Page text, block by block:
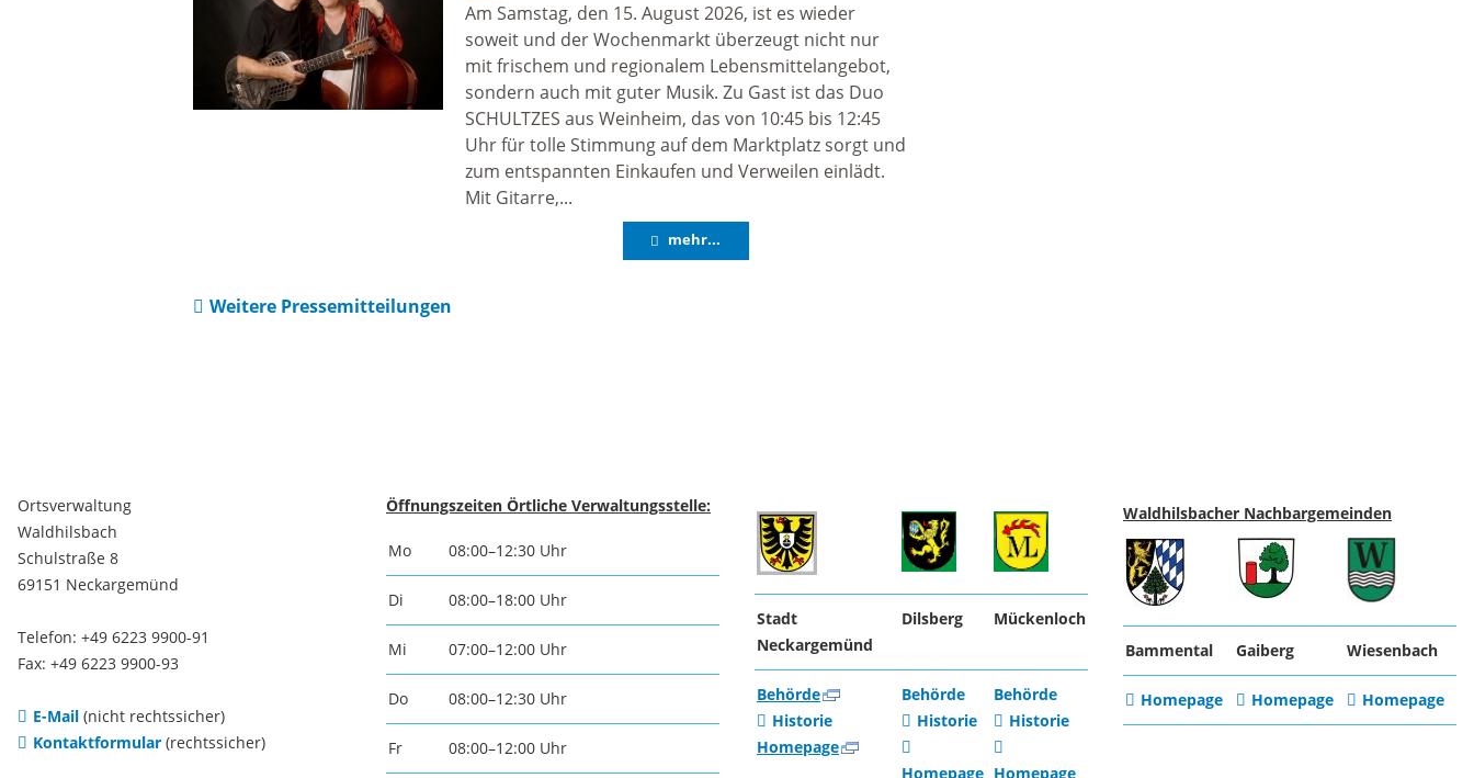
Am Samstag, den 15. August 2026, ist es wieder
soweit und der Wochenmarkt überzeugt nicht nur
mit frischem und regionalem Lebensmittelangebot,
sondern auch mit guter Musik. Zu Gast ist das Duo
SCHULTZES aus Weinheim, das von 10:45 bis 12:45
Uhr für tolle Stimmung auf dem Marktplatz sorgt und
zum entspannten Einkaufen und Verweilen einlädt.
Mit Gitarre,...
mehr...
Weitere Pressemitteilungen
Ortsverwaltung
Waldhilsbach
Schulstraße 8
69151 Neckargemünd
Telefon: +49 6223 9900-91
Fax: +49 6223 9900-93
E-Mail(nicht rechtssicher)
Kontaktformular(rechtssicher)
Öffnungszeiten Örtliche Verwaltungsstelle:
Mo 08:00–12:30 Uhr
Di 08:00–18:00 Uhr
Mi 07:00–12:00 Uhr
Do 08:00–12:30 Uhr
Fr 08:00–12:00 Uhr
Stadt
Neckargemünd
Dilsberg Mückenloch
Behörde
Historie
Homepage
Behörde
Historie
Homepage
Behörde
Historie
Homepage
Waldhilsbacher Nachbargemeinden
Bammental Gaiberg Wiesenbach
Homepage Homepage Homepage